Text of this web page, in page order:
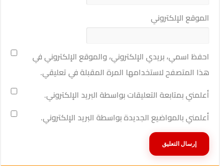
الموقع الإلكتروني
احفظ اسمي، بريدي الإلكتروني، والموقع الإلكتروني في
هذا المتصفح لاستخدامها المرة المقبلة في تعليقي.
أعلمني بمتابعة التعليقات بواسطة البريد الإلكتروني.
أعلمني بالمواضيع الجديدة بواسطة البريد الإلكتروني.